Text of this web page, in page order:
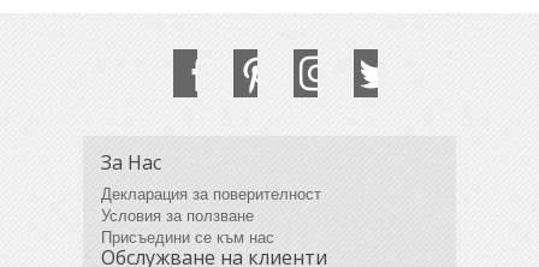
За Нас
Декларация за поверителност
Условия за ползване
Присъедини се към нас
Обслужване на клиенти